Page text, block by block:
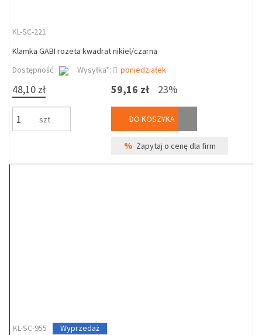
KL-SC-221
Klamka GABI rozeta kwadrat nikiel/czarna
Dostępność
Wysyłka*: poniedziałek
48,10 zł
szt
59,16 zł 23%
DO KOSZYKA
% Zapytaj o cenę dla firm
KL-SC-955
Wyprzedaż